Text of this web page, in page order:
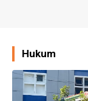
Hukum